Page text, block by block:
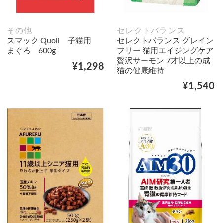
その他
スマック Quoli 子猫用
まぐろ 600g
¥1,298
セレクトバランス
セレクトバランス グレイン
フリー 猫用エイジングケア
贅沢サーモン 7才以上の成
猫の健康維持
¥1,540